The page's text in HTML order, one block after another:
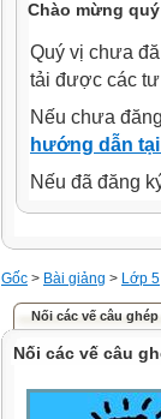
Chào mừng
Quý vị chưa
tải được các
Nếu chưa
hướng dẫn
Nếu đã đăng
Gốc > Bài giảng > Lớp 5
Nối các vế câu
Nối các vế câu